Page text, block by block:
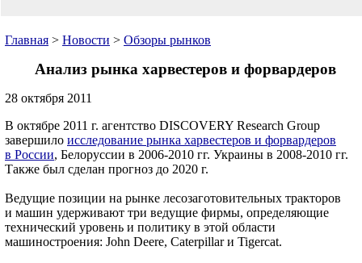
Главная > Новости > Обзоры рынков
Анализ рынка харвестеров и форвардеров
28 октября 2011
В октябре 2011 г. агентство DISCOVERY Research Group
завершило исследование рынка харвестеров и форвардеров
в России, Белоруссии в 2006-2010 гг. Украины в 2008-2010 гг.
Также был сделан прогноз до 2020 г.
Ведущие позиции на рынке лесозаготовительных тракторов
и машин удерживают три ведущие фирмы, определяющие
технический уровень и политику в этой области
машиностроения: John Deere, Caterpillar и Tigercat.